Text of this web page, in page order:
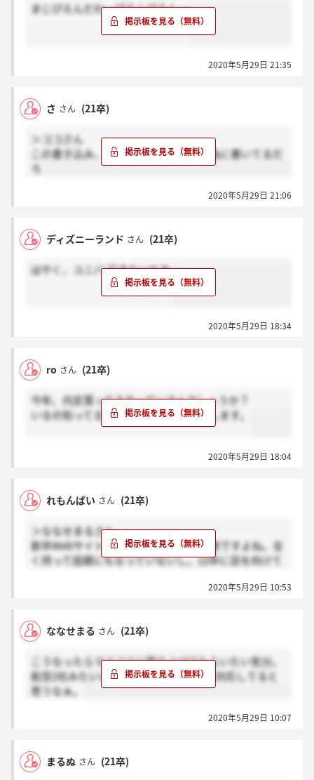
期待裏切っちゃって申し訳ありません。
まじぴえんだわーぴえんぴえんー
2020年5月29日 21:35
さ さん (21卒)
＞ココさん
この書き込み、絶対社員がフォローの為に書いてるだ
ろ
2020年5月29日 21:06
ディズニーランド さん (21卒)
はやく、ユニバ 行きたいなあ
2020年5月29日 18:34
ro さん (21卒)
今年、内定貰ってる方っているんでしょうか？
いるの知ってる方いたら、感謝お願いします。
2020年5月29日 18:04
れもんぱい さん (21卒)
＞ななせまるさん
新卒Webサイトで公開してないし不誠実ですよね。全
く持って話題にもなっていないし。22卒に目を向けて
2020年5月29日 10:53
ななせまる さん (21卒)
こうなったらマスコミに取り上げてもらいたい気分。
航空2社みたいに。それぐらい不誠実な対応してると
思うなぁ。
2020年5月29日 10:07
まるぬ さん (21卒)